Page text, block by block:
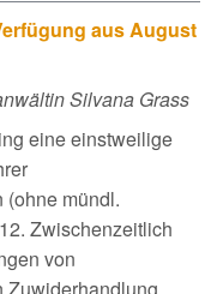
aus August
Silvana Grass
eine einstweilige
(ohne mündl.
Zwischenzeitlich
von